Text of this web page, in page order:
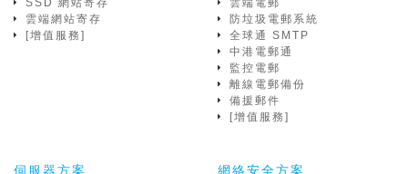
雲端網站寄存
[增值服務]
防垃圾電郵系統
全球通 SMTP
中港電郵通
監控電郵
離線電郵備份
備援郵件
[增值服務]
伺服器方案 網絡安全方案